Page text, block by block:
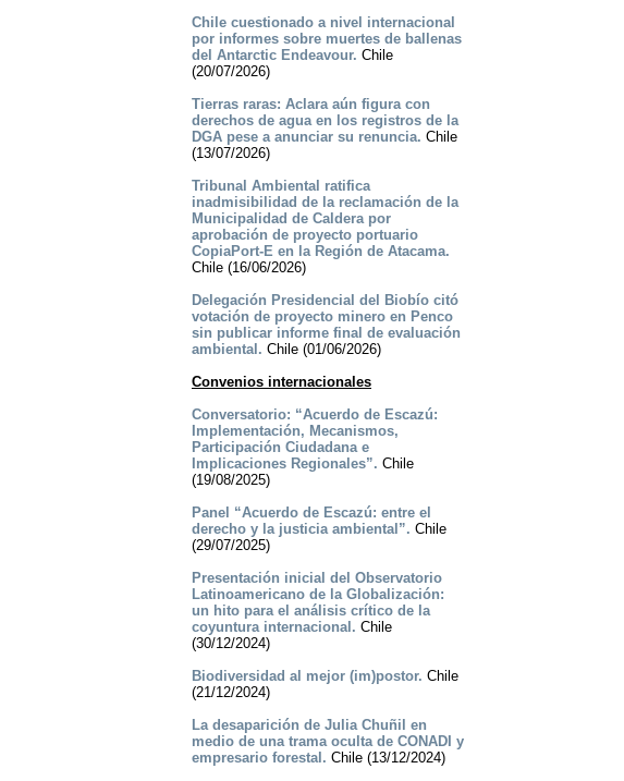
Chile cuestionado a nivel internacional
por informes sobre muertes de ballenas
del Antarctic Endeavour. Chile
(20/07/2026)
Tierras raras: Aclara aún figura con
derechos de agua en los registros de la
DGA pese a anunciar su renuncia. Chile
(13/07/2026)
Tribunal Ambiental ratifica
inadmisibilidad de la reclamación de la
Municipalidad de Caldera por
aprobación de proyecto portuario
CopiaPort-E en la Región de Atacama.
Chile (16/06/2026)
Delegación Presidencial del Biobío citó
votación de proyecto minero en Penco
sin publicar informe final de evaluación
ambiental. Chile (01/06/2026)
Convenios internacionales
Conversatorio: “Acuerdo de Escazú:
Implementación, Mecanismos,
Participación Ciudadana e
Implicaciones Regionales”. Chile
(19/08/2025)
Panel “Acuerdo de Escazú: entre el
derecho y la justicia ambiental”. Chile
(29/07/2025)
Presentación inicial del Observatorio
Latinoamericano de la Globalización:
un hito para el análisis crítico de la
coyuntura internacional. Chile
(30/12/2024)
Biodiversidad al mejor (im)postor. Chile
(21/12/2024)
La desaparición de Julia Chuñil en
medio de una trama oculta de CONADI y
empresario forestal. Chile (13/12/2024)